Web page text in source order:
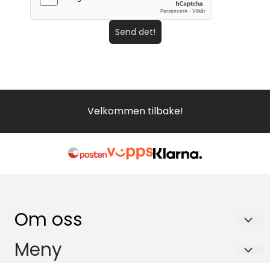
Send det!
Velkommen tilbake!
Om oss
Galleri SOS AS
Meny